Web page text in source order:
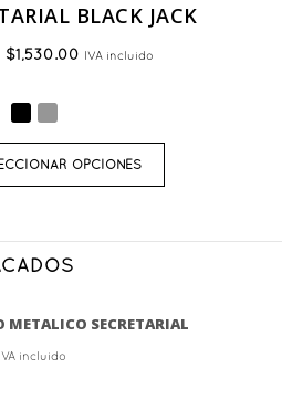
BLACK JACK
$1,530.00Rango
$1,280.00
hasta
$1,530.00
IVA incluido
OPCIONES
Este
se
METALICO SECRETARIAL
IVA incluido